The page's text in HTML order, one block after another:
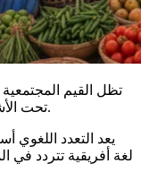
تظل القيم
تحتفي العيش معًا يقاوم التحضر.
يعد التعدد اللغوي
لغة أفريقية تتردد في